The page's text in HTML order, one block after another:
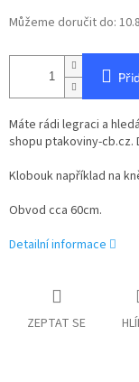
Můžeme doručit do:
Máte rádi legraci a
shopu ptakoviny-cb.cz.
Klobouk například na
Obvod cca 60cm.
Detailní informace
ZEPTAT SE